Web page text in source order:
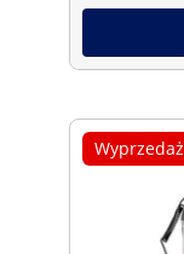
Wyprzedaż